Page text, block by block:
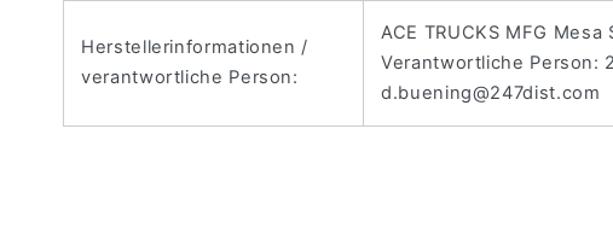
Herstellerinformationen /
verantwortliche Person:
ACE TRUCKS MFG
Verantwortliche Person:
d.buening@247dist.com